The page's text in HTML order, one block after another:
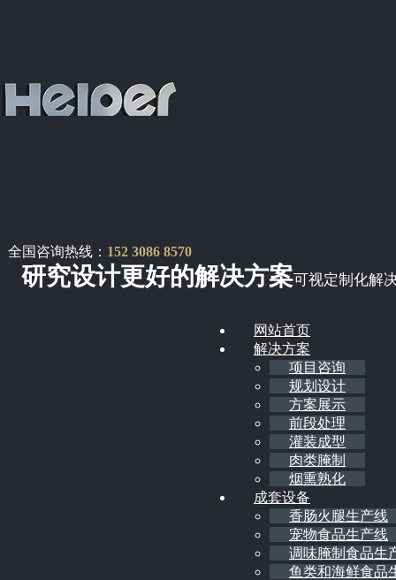
研究设计更好的解决方案可视定制化解
全国咨询热线： 152 3086 8570
网站首页
解决方案
项目咨询
规划设计
方案展示
前段处理
灌装成型
肉类腌制
烟熏熟化
成套设备
香肠火腿生产线
宠物食品生产线
调味腌制食品生
鱼类和海鲜食品